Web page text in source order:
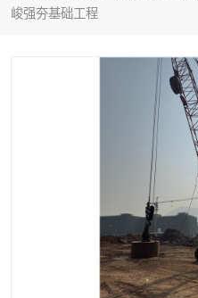
峻强夯基础工程